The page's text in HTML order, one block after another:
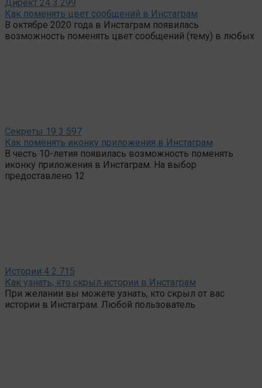
Директ 24 3 299
Как поменять цвет сообщений в Инстаграм
В октябре 2020 года в Инстаграм появилась
возможность поменять цвет сообщений (тему) в любых
Секреты 19 3 597
Как поменять иконку приложения в Инстаграм
В честь 10-летия появилась возможность поменять
иконку приложения в Инстаграм. На выбор
предоставлено 12
Истории 4 2 715
Как узнать, кто скрыл истории в Инстаграм
При желании вы можете узнать, кто скрыл от вас
истории в Инстаграм. Любой пользователь